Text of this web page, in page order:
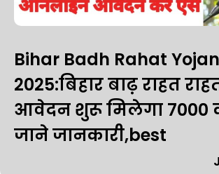
Bihar Badh Rahat
2025:बिहार बाढ़ राहत
आवेदन शुरू मिलेगा ₹7000
जाने जानकारी,best